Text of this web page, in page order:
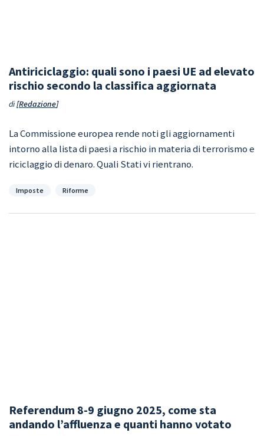
Antiriciclaggio: quali sono i paesi UE ad elevato
rischio secondo la classifica aggiornata
di Redazione
La Commissione europea rende noti gli aggiornamenti
intorno alla lista di paesi a rischio in materia di terrorismo e
riciclaggio di denaro. Quali Stati vi rientrano.
Categorie
Imposte Riforme
Referendum 8-9 giugno 2025, come sta
andando l’affluenza e quanti hanno votato